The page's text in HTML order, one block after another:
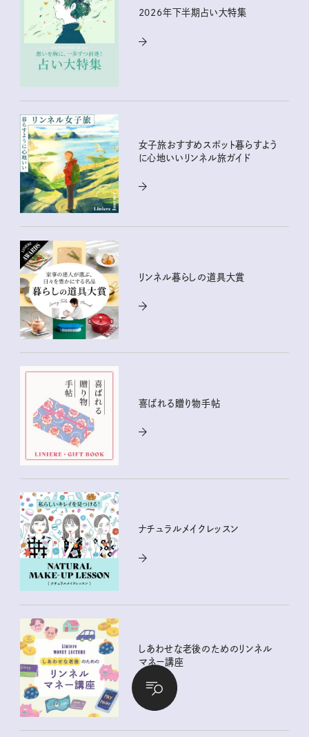
2026年下半期占い大特集
女子旅おすすめスポット暮らすよう
に心地いいリンネル旅ガイド
リンネル暮らしの道具大賞
喜ばれる贈り物手帖
ナチュラルメイクレッスン
しあわせな老後のためのリンネル
マネー講座